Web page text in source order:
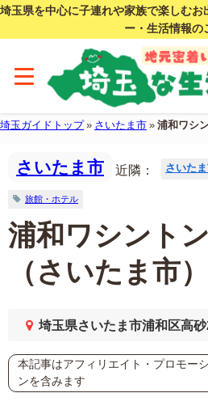
埼玉県を中心に子連れや家族で楽しむ
ー・生活情報の
埼玉ガイドトップ» さいたま市 » 浦和ワシ
さいたま市 近隣： さいた
旅館・ホテル
浦和ワシント
（さいたま市）
埼玉県さいたま市浦和区高
本記事はアフィリエイト・プロモー
ンを含みます